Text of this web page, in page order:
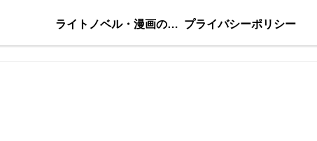
ライトノベル・漫画の感想・ネタバレまとめ｜こもの読書感想 プライバシーポリシー